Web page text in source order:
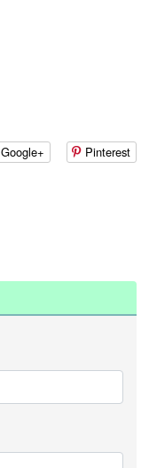
Google+ Pinterest